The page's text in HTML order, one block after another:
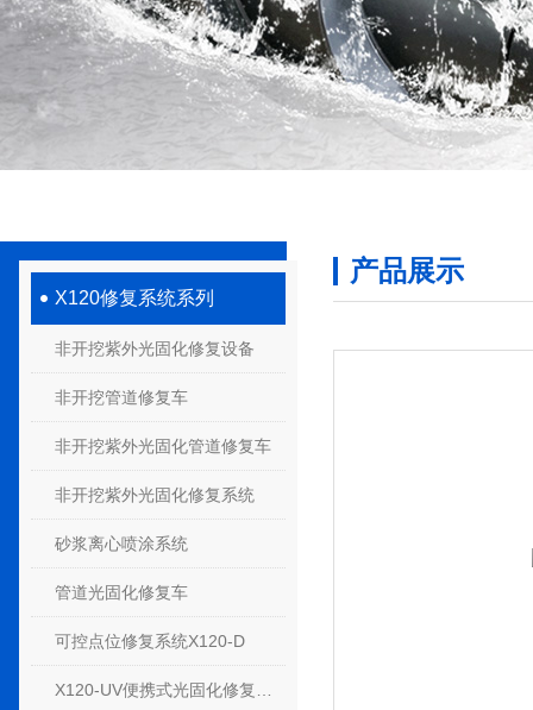
X120修复系统系列
非开挖紫外光固化修复设备
非开挖管道修复车
非开挖紫外光固化管道修复车
非开挖紫外光固化修复系统
砂浆离心喷涂系统
管道光固化修复车
可控点位修复系统X120-D
产品展示